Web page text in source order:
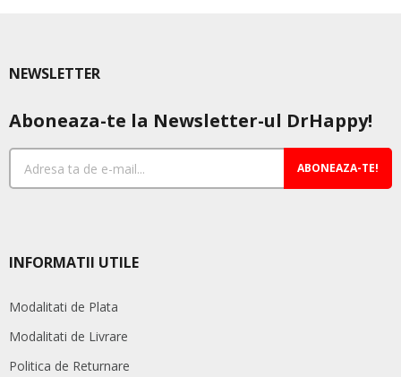
NEWSLETTER
Aboneaza-te la Newsletter-ul DrHappy!
ABONEAZA-TE!
INFORMATII UTILE
Modalitati de Plata
Modalitati de Livrare
Politica de Returnare